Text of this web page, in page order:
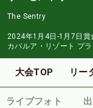
The Sentry
2024年1月4日-1月7日 賞
カパルア・リゾート プ
大会TOP リー
ライブフォト